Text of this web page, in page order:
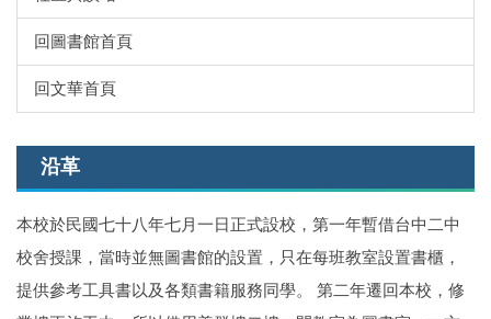
回圖書館首頁
回文華首頁
沿革
本校於民國七十八年七月一日正式設校，第一年暫借台中二中
校舍授課，當時並無圖書館的設置，只在每班教室設置書櫃，
提供參考工具書以及各類書籍服務同學。 第二年遷回本校，修